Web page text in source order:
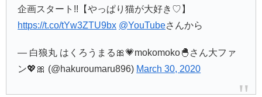
企画スタート!!【やっぱり猫が大好き♡】
https://t.co/tYw3ZTU9bx @YouTubeさんから
— 白狼丸 はくろうまる🎀💗mokomoko🐣さん大ファ
ン💖🎀 (@hakuroumaru896) March 30, 2020